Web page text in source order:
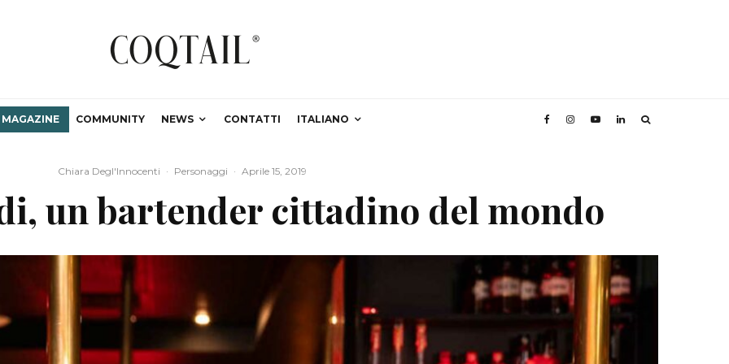
MAGAZINE COMMUNITY NEWS CONTATTI ITALIANO
Chiara Degl'Innocenti · Personaggi · Aprile 15, 2019
un bartender cittadino del mondo